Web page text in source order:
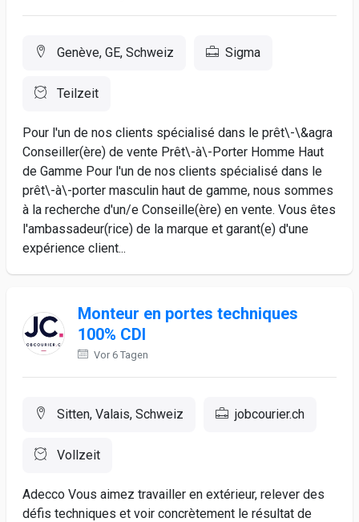
Genève, GE, Schweiz Sigma
Teilzeit
Pour l'un de nos clients spécialisé dans le prêt\-\&agra
Conseiller(ère) de vente Prêt\-à\-Porter Homme Haut
de Gamme Pour l'un de nos clients spécialisé dans le
prêt\-à\-porter masculin haut de gamme, nous sommes
à la recherche d'un/e Conseille(ère) en vente. Vous êtes
l'ambassadeur(rice) de la marque et garant(e) d'une
expérience client...
Monteur en portes techniques
100% CDI
Vor 6 Tagen
Sitten, Valais, Schweiz jobcourier.ch
Vollzeit
Adecco Vous aimez travailler en extérieur, relever des
défis techniques et voir concrètement le résultat de